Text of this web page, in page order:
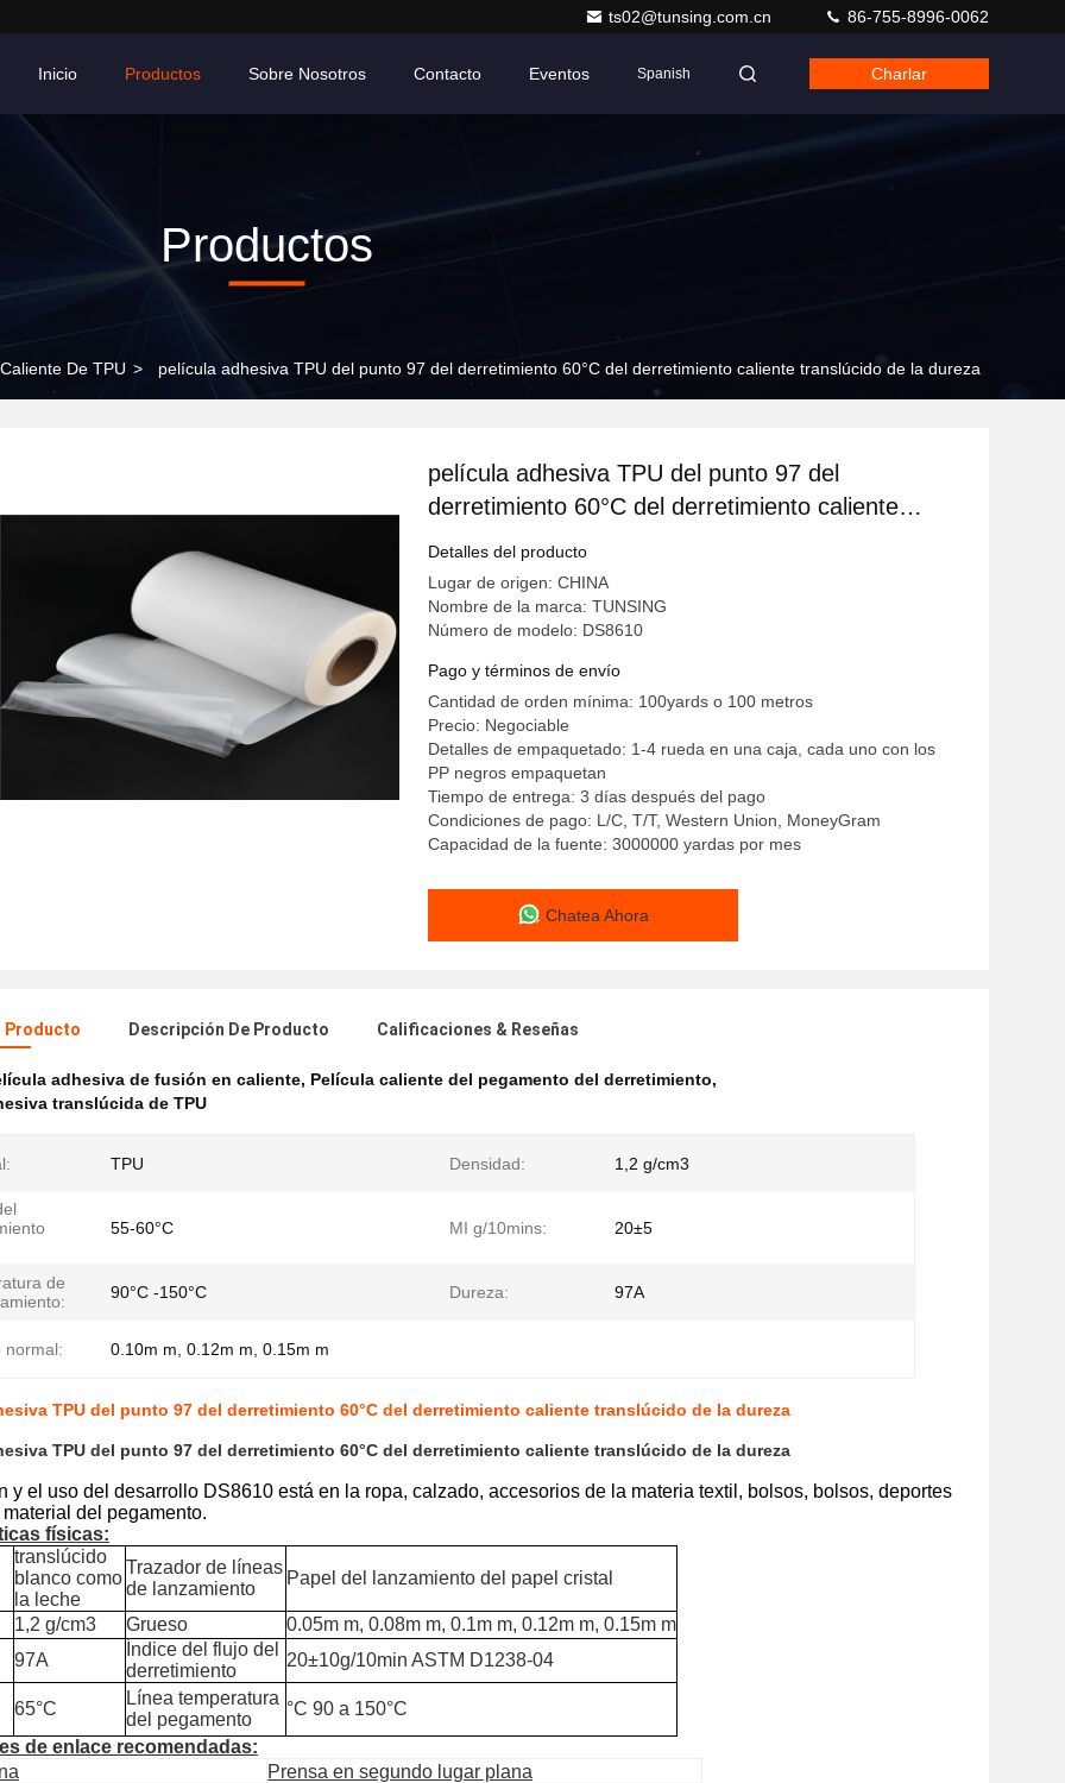
ts02@tunsing.com.cn 86-755-8996-0062
Inicio Productos Sobre Nosotros Contacto Eventos Spanish Charlar
Productos
De TPU > película adhesiva TPU del punto 97 del derretimiento 60°C del derretimiento caliente translúcido de la dureza
película adhesiva TPU del punto 97 del
derretimiento 60°C del derretimiento caliente
translúcido de la dureza
Detalles del producto
Lugar de origen: CHINA
Nombre de la marca: TUNSING
Número de modelo: DS8610
Pago y términos de envío
Cantidad de orden mínima: 100yards o 100 metros
Precio: Negociable
Detalles de empaquetado: 1-4 rueda en una caja, cada uno con los
PP negros empaquetan
Tiempo de entrega: 3 días después del pago
Condiciones de pago: L/C, T/T, Western Union, MoneyGram
Capacidad de la fuente: 3000000 yardas por mes
Chatea Ahora
Producto Descripción De Producto Calificaciones & Reseñas
adhesiva de fusión en caliente, Película caliente del pegamento del derretimiento,
translúcida de TPU
TPU Densidad: 1,2 g/cm3
55-60°C MI g/10mins: 20±5
de
90°C -150°C Dureza: 97A
normal: 0.10m m, 0.12m m, 0.15m m
TPU del punto 97 del derretimiento 60°C del derretimiento caliente translúcido de la dureza
TPU del punto 97 del derretimiento 60°C del derretimiento caliente translúcido de la dureza
y el uso del desarrollo DS8610 está en la ropa, calzado, accesorios de la materia textil, bolsos, bolsos, deportes
del pegamento.
físicas:
translúcido
blanco como
la leche
Trazador de líneas
de lanzamiento
Papel del lanzamiento del papel cristal
1,2 g/cm3 Grueso
0.05m m, 0.08m m, 0.1m m, 0.12m m, 0.15m m
97A
Índice del flujo del
derretimiento
20±10g/10min ASTM D1238-04
65°C
Línea temperatura
del pegamento
°C 90 a 150°C
de enlace recomendadas:
Prensa en segundo lugar plana